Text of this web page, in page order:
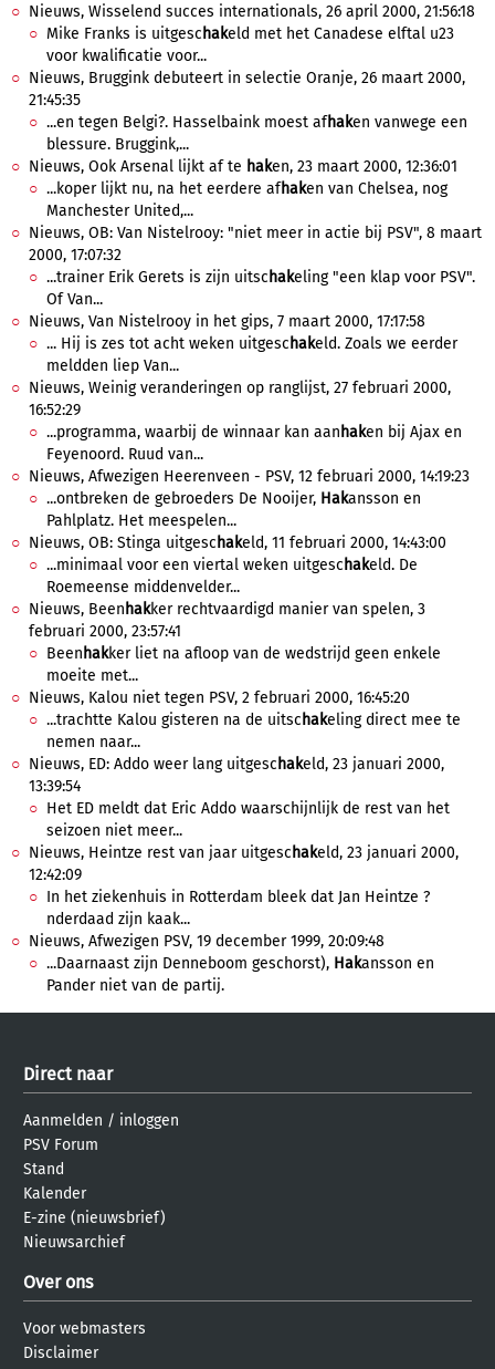
Nieuws, Wisselend succes internationals, 26 april 2000, 21:56:18
Mike Franks is uitgesc hakeld met het Canadese elftal u23
voor kwalificatie voor...
Nieuws, Bruggink debuteert in selectie Oranje, 26 maart 2000,
21:45:35
...en tegen Belgi?. Hasselbaink moest afhaken vanwege een
blessure. Bruggink,...
Nieuws, Ook Arsenal lijkt af te haken, 23 maart 2000, 12:36:01
...koper lijkt nu, na het eerdere afhaken van Chelsea, nog
Manchester United,...
Nieuws, OB: Van Nistelrooy: "niet meer in actie bij PSV", 8 maart
2000, 17:07:32
...trainer Erik Gerets is zijn uitsc hakeling "een klap voor PSV".
Of Van...
Nieuws, Van Nistelrooy in het gips, 7 maart 2000, 17:17:58
... Hij is zes tot acht weken uitgesc hakeld. Zoals we eerder
meldden liep Van...
Nieuws, Weinig veranderingen op ranglijst, 27 februari 2000,
16:52:29
...programma, waarbij de winnaar kan aan haken bij Ajax en
Feyenoord. Ruud van...
Nieuws, Afwezigen Heerenveen - PSV, 12 februari 2000, 14:19:23
...ontbreken de gebroeders De Nooijer, Hakansson en
Pahlplatz. Het meespelen...
Nieuws, OB: Stinga uitgesc hakeld, 11 februari 2000, 14:43:00
...minimaal voor een viertal weken uitgesc hakeld. De
Roemeense middenvelder...
Nieuws, Been hakker rechtvaardigd manier van spelen, 3
februari 2000, 23:57:41
Been hakker liet na afloop van de wedstrijd geen enkele
moeite met...
Nieuws, Kalou niet tegen PSV, 2 februari 2000, 16:45:20
...trachtte Kalou gisteren na de uitsc hakeling direct mee te
nemen naar...
Nieuws, ED: Addo weer lang uitgesc hakeld, 23 januari 2000,
13:39:54
Het ED meldt dat Eric Addo waarschijnlijk de rest van het
seizoen niet meer...
Nieuws, Heintze rest van jaar uitgesc hakeld, 23 januari 2000,
12:42:09
In het ziekenhuis in Rotterdam bleek dat Jan Heintze ?
nderdaad zijn kaak...
Nieuws, Afwezigen PSV, 19 december 1999, 20:09:48
...Daarnaast zijn Denneboom geschorst), Hakansson en
Pander niet van de partij.
Direct naar
Aanmelden / inloggen
PSV Forum
Stand
Kalender
E-zine (nieuwsbrief)
Nieuwsarchief
Over ons
Voor webmasters
Disclaimer